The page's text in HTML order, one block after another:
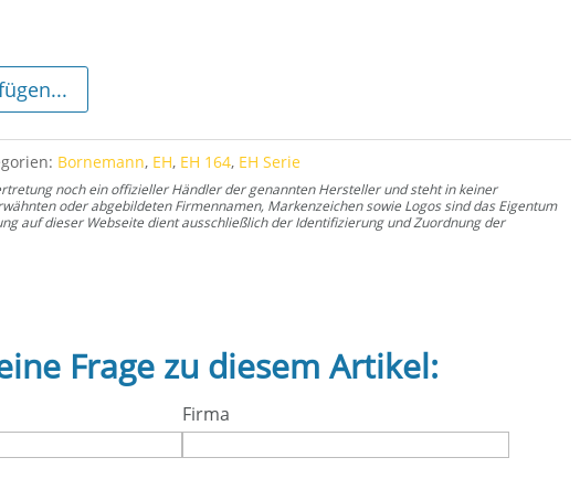
Bornemann, EH, EH 164, EH Serie
noch ein offizieller Händler der genannten Hersteller und steht in keiner
oder abgebildeten Firmennamen, Markenzeichen sowie Logos sind das Eigentum
auf dieser Webseite dient ausschließlich der Identifizierung und Zuordnung der
Frage zu diesem Artikel:
Firma